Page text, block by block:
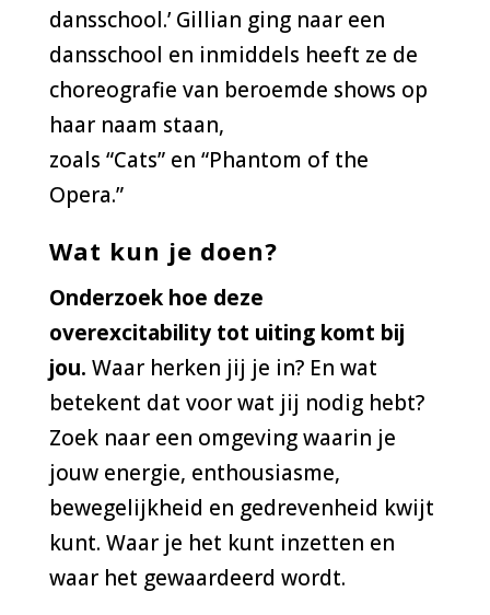
dansschool.’Gillian ging naar een
dansschool en inmiddels heeft ze de
choreografie van beroemde shows op
haar naam staan,
zoals “Cats” en “Phantom of the
Opera.”
Wat kun je doen?
Onderzoek hoe deze
overexcitability tot uiting komt bij
jou. Waar herken jij je in? En wat
betekent dat voor wat jij nodig hebt?
Zoek naar een omgeving waarin je
jouw energie, enthousiasme,
bewegelijkheid en gedrevenheid kwijt
kunt. Waar je het kunt inzetten en
waar het gewaardeerd wordt.